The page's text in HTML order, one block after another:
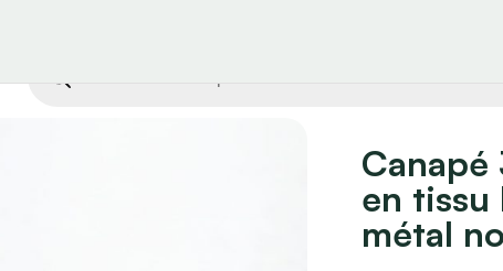
de
en tissu
métal